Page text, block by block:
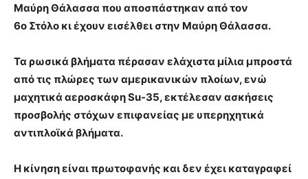
Μαύρη Θάλασσα που αποσπάστηκαν από τον
6ο Στόλο κι έχουν εισέλθει στην Μαύρη Θάλασσα.
Τα ρωσικά βλήματα πέρασαν ελάχιστα μίλια μπροστά
από τις πλώρες των αμερικανικών πλοίων, ενώ
μαχητικά αεροσκάφη Su-35, εκτέλεσαν ασκήσεις
προσβολής στόχων επιφανείας με υπερηχητικά
αντιπλοϊκά βλήματα.
Η κίνηση είναι πρωτοφανής και δεν έχει καταγραφεί